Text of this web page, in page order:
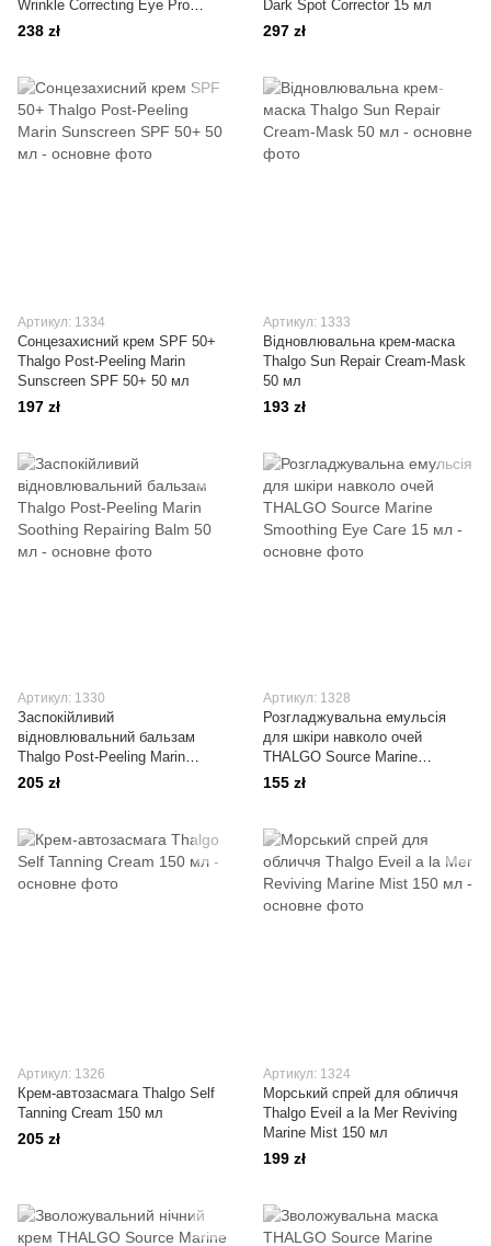
Wrinkle Correcting Eye Pro
Patches 8x1,5 мл
238 zł
Dark Spot Corrector 15 мл
297 zł
Артикул: 1334
Сонцезахисний крем SPF 50+
Thalgo Post-Peeling Marin
Sunscreen SPF 50+ 50 мл
197 zł
Артикул: 1333
Відновлювальна крем-маска
Thalgo Sun Repair Cream-Mask
50 мл
193 zł
Артикул: 1330
Заспокійливий
відновлювальний бальзам
Thalgo Post-Peeling Marin
Soothing Repairing Balm 50 мл
205 zł
Артикул: 1328
Розгладжувальна емульсія
для шкіри навколо очей
THALGO Source Marine
Smoothing Eye Care 15 мл
155 zł
Артикул: 1326
Крем-автозасмага Thalgo Self
Tanning Cream 150 мл
205 zł
Артикул: 1324
Морський спрей для обличчя
Thalgo Eveil a la Mer Reviving
Marine Mist 150 мл
199 zł